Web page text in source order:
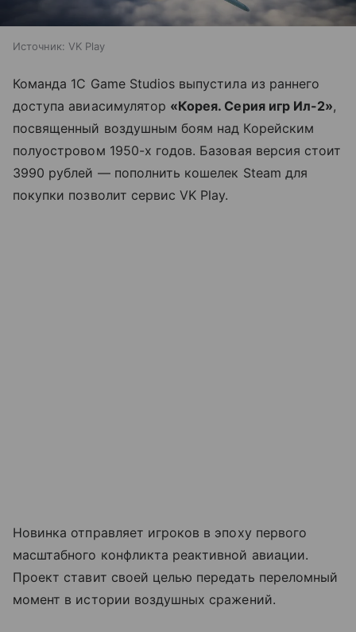
Источник: VK Play
Команда 1С Game Studios выпустила из раннего
доступа авиасимулятор «Корея. Серия игр Ил-2»,
посвященный воздушным боям над Корейским
полуостровом 1950-х годов. Базовая версия стоит
3990 рублей — пополнить кошелек Steam для
покупки позволит сервис VK Play.
Новинка отправляет игроков в эпоху первого
масштабного конфликта реактивной авиации.
Проект ставит своей целью передать переломный
момент в истории воздушных сражений.